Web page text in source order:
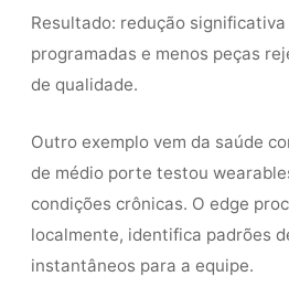
Resultado: redução
programadas e menos peças
de qualidade.
Outro exemplo vem da saúde
de médio porte testou
condições crônicas. O edge
localmente, identifica padrões
instantâneos para a equipe.